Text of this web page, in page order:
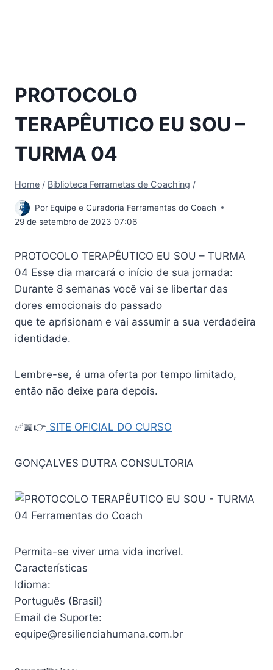
PROTOCOLO
TERAPÊUTICO EU SOU –
TURMA 04
Home / Biblioteca Ferrametas de Coaching /
Por Equipe e Curadoria Ferramentas do Coach
29 de setembro de 2023 07:06
PROTOCOLO TERAPÊUTICO EU SOU – TURMA
04 Esse dia marcará o início de sua jornada:
Durante 8 semanas você vai se libertar das
dores emocionais do passado
que te aprisionam e vai assumir a sua verdadeira
identidade.
Lembre-se, é uma oferta por tempo limitado,
então não deixe para depois.
✅📖👉 SITE OFICIAL DO CURSO
GONÇALVES DUTRA CONSULTORIA
Permita-se viver uma vida incrível.
Características
Idioma:
Português (Brasil)
Email de Suporte:
equipe@resilienciahumana.com.br